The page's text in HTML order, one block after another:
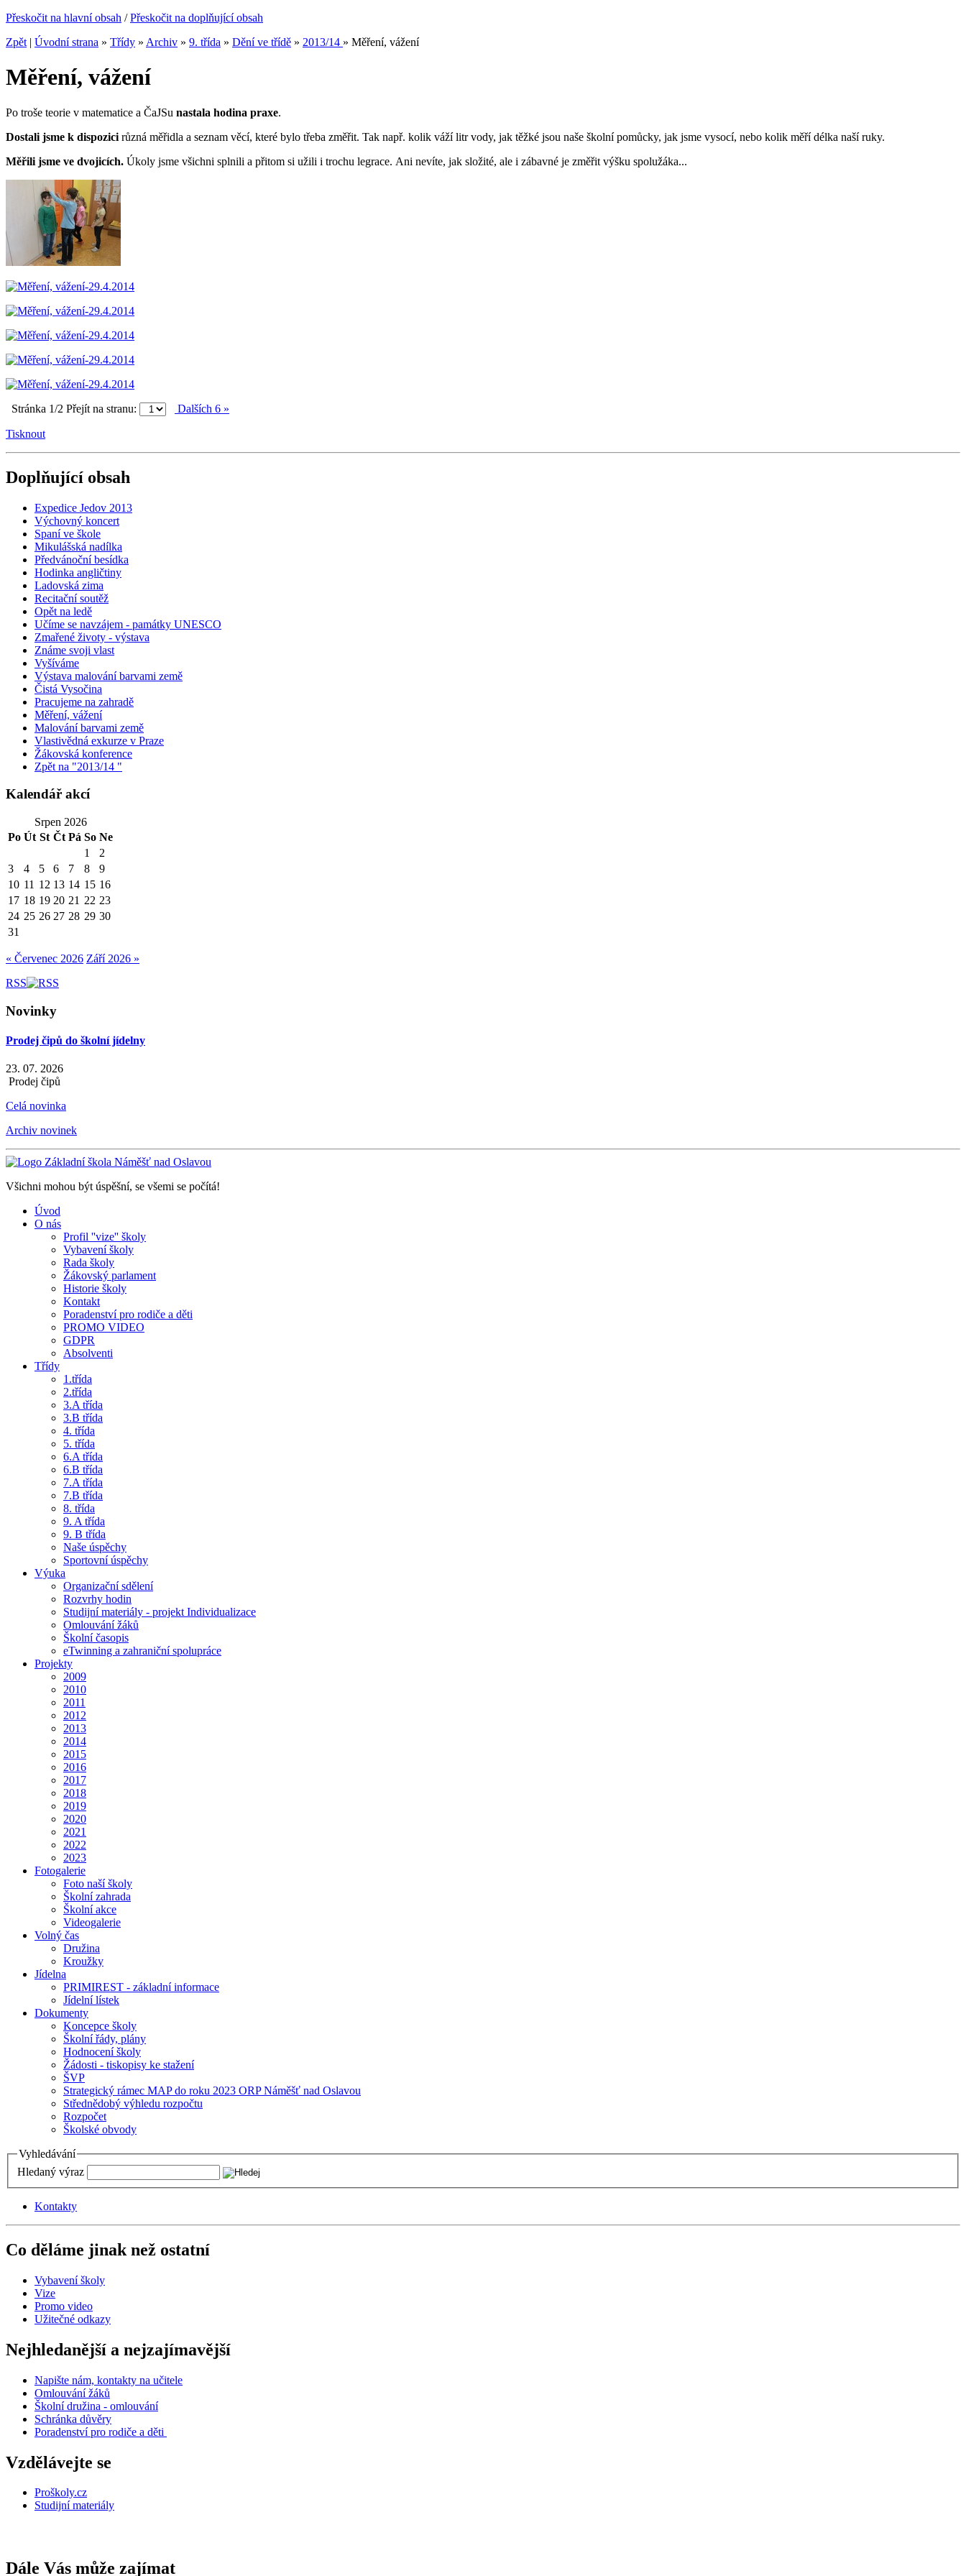
Přeskočit na hlavní obsah /Přeskočit na doplňující obsah
Zpět | Úvodní strana » Třídy » Archiv » 9. třída » Dění ve třídě » 2013/14 » Měření, vážení
Měření, vážení
Po troše teorie v matematice a ČaJSu nastala hodina praxe.
Dostali jsme k dispozici různá měřidla a seznam věcí, které bylo třeba změřit. Tak např. kolik váží litr vody, jak těžké jsou naše školní pomůcky, jak jsme vysocí, nebo kolik měří délka naší ruky.
Měřili jsme ve dvojicích. Úkoly jsme všichni splnili a přitom si užili i trochu legrace. Ani nevíte, jak složité, ale i zábavné je změřit výšku spolužáka...
Stránka 1/2 Přejít na stranu: Dalších 6 »
Tisknout
Doplňující obsah
Expedice Jedov 2013
Výchovný koncert
Spaní ve škole
Mikulášská nadílka
Předvánoční besídka
Hodinka angličtiny
Ladovská zima
Recitační soutěž
Opět na ledě
Učíme se navzájem - památky UNESCO
Zmařené životy - výstava
Známe svoji vlast
Vyšíváme
Výstava malování barvami země
Čistá Vysočina
Pracujeme na zahradě
Měření, vážení
Malování barvami země
Vlastivědná exkurze v Praze
Žákovská konference
Zpět na "2013/14 "
Kalendář akcí
Srpen 2026
Po Út St Čt Pá So Ne
1
2
3
4 5 6 7 8
9
10 11 12 13 14 15 16
17 18 19 20 21 22 23
24 25 26 27 28 29 30
31
« Červenec 2026 Září 2026 »
RSS
Novinky
Prodej čipů do školní jídelny
23. 07. 2026
Prodej čipů
Celá novinka
Archiv novinek
Všichni mohou být úspěšní, se všemi se počítá!
Úvod
O nás
Profil ''vize'' školy
Vybavení školy
Rada školy
Žákovský parlament
Historie školy
Kontakt
Poradenství pro rodiče a děti
PROMO VIDEO
GDPR
Absolventi
Třídy
1.třída
2.třída
3.A třída
3.B třída
4. třída
5. třída
6.A třída
6.B třída
7.A třída
7.B třída
8. třída
9. A třída
9. B třída
Naše úspěchy
Sportovní úspěchy
Výuka
Organizační sdělení
Rozvrhy hodin
Studijní materiály - projekt Individualizace
Omlouvání žáků
Školní časopis
eTwinning a zahraniční spolupráce
Projekty
2009
2010
2011
2012
2013
2014
2015
2016
2017
2018
2019
2020
2021
2022
2023
Fotogalerie
Foto naší školy
Školní zahrada
Školní akce
Videogalerie
Volný čas
Družina
Kroužky
Jídelna
PRIMIREST - základní informace
Jídelní lístek
Dokumenty
Koncepce školy
Školní řády, plány
Hodnocení školy
Žádosti - tiskopisy ke stažení
ŠVP
Strategický rámec MAP do roku 2023 ORP Náměšť nad Oslavou
Střednědobý výhledu rozpočtu
Rozpočet
Školské obvody
Vyhledávání
Hledaný výraz
Kontakty
Co děláme jinak než ostatní
Vybavení školy
Vize
Promo video
Užitečné odkazy
Nejhledanější a nejzajímavější
Napište nám, kontakty na učitele
Omlouvání žáků
Školní družina - omlouvání
Schránka důvěry
Poradenství pro rodiče a děti
Vzdělávejte se
Proškoly.cz
Studijní materiály
Dále Vás může zajímat